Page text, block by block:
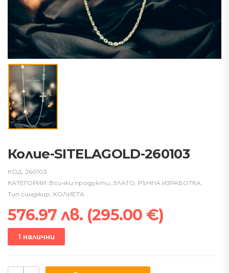
Колие-SITELAGOLD-260103
КОД: 260103
КАТЕГОРИИ: Всички продукти, ЗЛАТО, РЪЧНА ИЗРАБОТКА,
Тип синджир, КОЛИЕТА
576.97 лв. (295.00 €)
1 налични